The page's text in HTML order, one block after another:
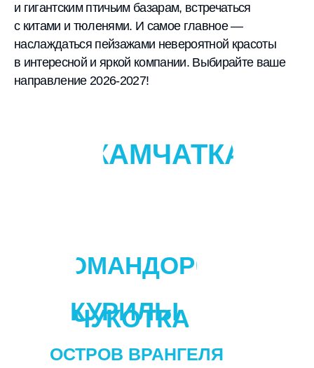
и гигантским птичьим базарам, встречаться
с китами и тюленями. И самое главное —
наслаждаться пейзажами невероятной красоты
в интересной и яркой компании. Выбирайте ваше
направление 2026-2027!
КУРИЛЫ
ЧУКОТКА
КАМЧАТКА
КОМАНДОРЫ
ОСТРОВ ВРАНГЕЛЯ